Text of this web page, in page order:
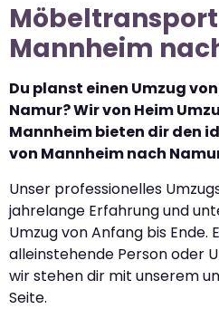
Mannheim
Du planst einen Umzug
Namur? Wir von Heim
Mannheim bieten dir den
von Mannheim nach
Unser professionelles
jahrelange Erfahrung und
Umzug von Anfang bis Ende.
alleinstehende Person oder
wir stehen dir mit unserem
Seite.